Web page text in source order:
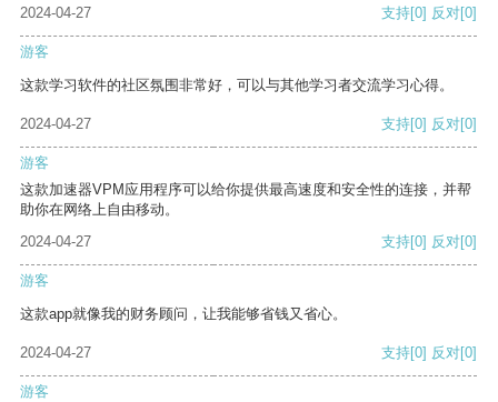
2024-04-27 支持[0] 反对[0]
游客
这款学习软件的社区氛围非常好，可以与其他学习者交流学习心得。
2024-04-27 支持[0] 反对[0]
游客
这款加速器VPM应用程序可以给你提供最高速度和安全性的连接，并帮
助你在网络上自由移动。
2024-04-27
支持[0] 反对[0]
游客
这款app就像我的财务顾问，让我能够省钱又省心。
2024-04-27 支持[0] 反对[0]
游客